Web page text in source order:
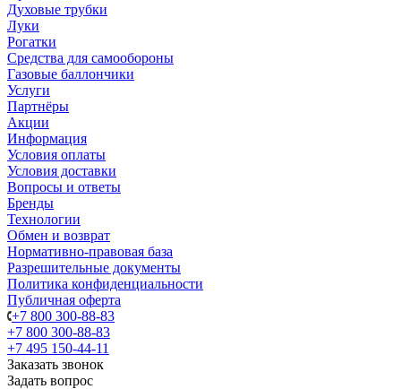
Духовые трубки
Луки
Рогатки
Средства для самообороны
Газовые баллончики
Услуги
Партнёры
Акции
Информация
Условия оплаты
Условия доставки
Вопросы и ответы
Бренды
Технологии
Обмен и возврат
Нормативно-правовая база
Разрешительные документы
Политика конфиденциальности
Публичная оферта
+7 800 300-88-83
+7 800 300-88-83
+7 495 150-44-11
Заказать звонок
Задать вопрос